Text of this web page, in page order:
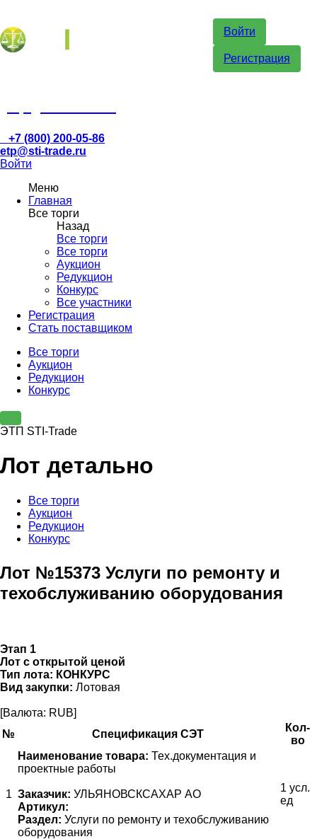
Войти
Регистрация
+7 (800) 200-05-86
etp@sti-trade.ru
Войти
Меню
Главная
Все торги
Назад
Все торги
Все торги
Аукцион
Редукцион
Конкурс
Все участники
Регистрация
Стать поставщиком
Все торги
Аукцион
Редукцион
Конкурс
ЭТП STI-Trade
Лот детально
Все торги
Аукцион
Редукцион
Конкурс
Лот №15373 Услуги по ремонту и
техобслуживанию оборудования
Этап 1
Лот с открытой ценой
Тип лота: КОНКУРС
Вид закупки: Лотовая
[Валюта: RUB]
№
Спецификация СЭТ
Кол-
во
1
Наименование товара: Тех.документация и
проектные работы
Заказчик: УЛЬЯНОВСКСАХАР АО
Артикул:
Раздел: Услуги по ремонту и техобслуживанию
оборудования
1 усл.
ед